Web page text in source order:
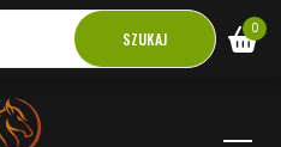
SZUKAJ 0